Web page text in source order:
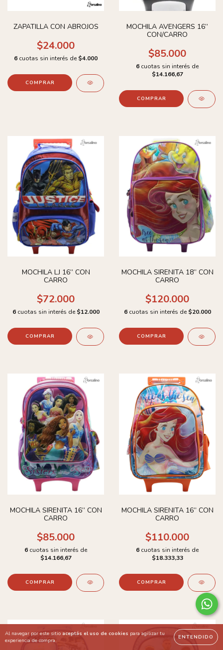
Al navegar por este sitio aceptás el uso de cookies para agilizar tu
experiencia de compra.
ENTENDIDO
ZAPATILLA CON ABROJOS
$24.000
6 cuotas sin interés de $4.000
COMPRAR
MOCHILA AVENGERS 16’’
CON/CARRO
$85.000
6 cuotas sin interés de
$14.166,67
COMPRAR
MOCHILA LJ 16’’ CON
CARRO
$72.000
6 cuotas sin interés de $12.000
COMPRAR
MOCHILA SIRENITA 18’’ CON
CARRO
$120.000
6 cuotas sin interés de $20.000
COMPRAR
MOCHILA SIRENITA 16’’ CON
CARRO
$85.000
6 cuotas sin interés de
$14.166,67
COMPRAR
MOCHILA SIRENITA 16’’ CON
CARRO
$110.000
6 cuotas sin interés de
$18.333,33
COMPRAR